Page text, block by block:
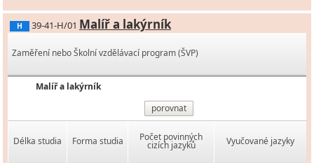
H 39-41-H/01 Malíř a lakýrník
Zaměření nebo Školní vzdělávací program (ŠVP)
Malíř a lakýrník
porovnat
Délka studia Forma studia Počet povinných
cizích jazyků Vyučované jazyky